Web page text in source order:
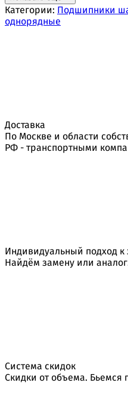
Категории: Подшипники
однорядные
Доставка
По Москве и области
РФ - транспортными
Индивидуальный подход к
Найдём замену или
Система скидок
Скидки от объема. Бьемся